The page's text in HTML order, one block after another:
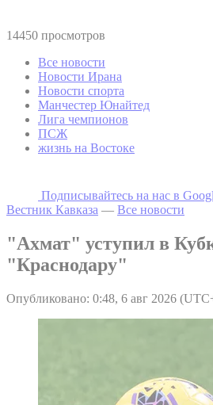
14450 просмотров
Все новости
Новости Ирана
Новости спорта
Манчестер Юнайтед
Лига чемпионов
ПСЖ
жизнь на Востоке
Подписывайтесь на наc в
Вестник Кавказа — Все новости
"Ахмат" уступил в
"Краснодару"
Опубликовано: 0:48, 6 авг 2026